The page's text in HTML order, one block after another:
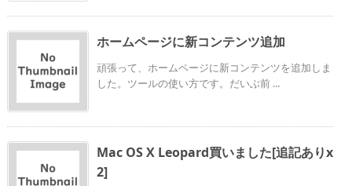
ホームページに新コンテンツ追加
頑張って、ホームページに新コンテンツを追加しま
した。ツールの使い方です。だいぶ前 ...
Mac OS X Leopard買いました[追記ありx
2]